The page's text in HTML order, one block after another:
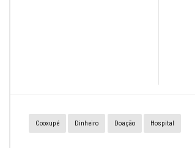
Cooxupé Dinheiro Doação Hospital